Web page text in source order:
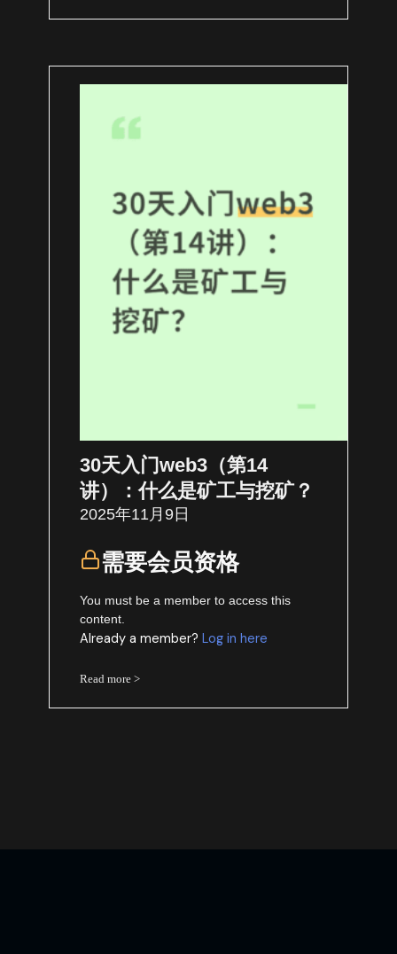
30天入门web3（第14
讲）：什么是矿工与挖矿？
2025年11月9日
需要会员资格
You must be a member to access this
content.
Already a member?Log in here
Read more >